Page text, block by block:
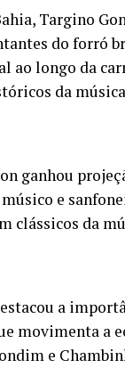
Targino
do forró
ao longo da
da
ganhou
e
clássicos da
a
movimenta
e